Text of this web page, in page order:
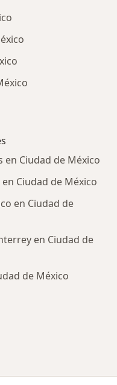
en el Instituto
“Salvador
de los Centros
con Parálisis Cerebral
su Gross Motor
cientifica "
de la
en Ciudad de México
Ciudad de México
en Ciudad de
en Ciudad de
de México